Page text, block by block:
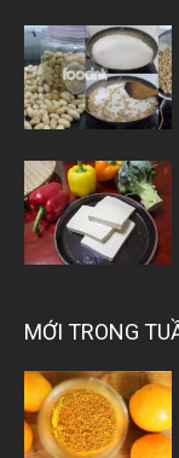
MỚI TRONG